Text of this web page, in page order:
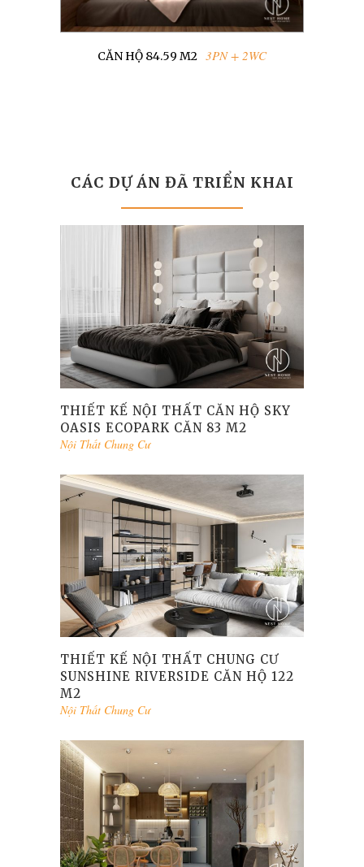
CĂN HỘ 84.59 M2 3PN + 2WC
CÁC DỰ ÁN ĐÃ TRIỂN KHAI
THIẾT KẾ NỘI THẤT CĂN HỘ SKY
OASIS ECOPARK CĂN 83 M2
Nội Thất Chung Cư
THIẾT KẾ NỘI THẤT CHUNG CƯ
SUNSHINE RIVERSIDE CĂN HỘ 122
M2
Nội Thất Chung Cư